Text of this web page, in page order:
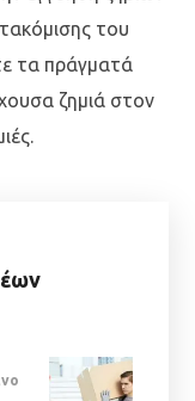
του
τα πράγματά
ζημιά στον